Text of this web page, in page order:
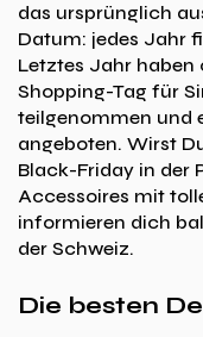
das ursprünglich
Datum: jedes Jahr
Letztes Jahr haben
Shopping-Tag für
teilgenommen und
angeboten. Wirst
Black-Friday in der
Accessoires mit
informieren dich
der Schweiz.
Die besten